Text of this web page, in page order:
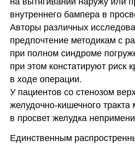
внутреннего бампера в
Авторы различных
предпочтение методикам с
при полном синдроме
при этом констатируют риск
в ходе операции.
У пациентов со стенозом
желудочно-кишечного
в просвет желудка
Единственным